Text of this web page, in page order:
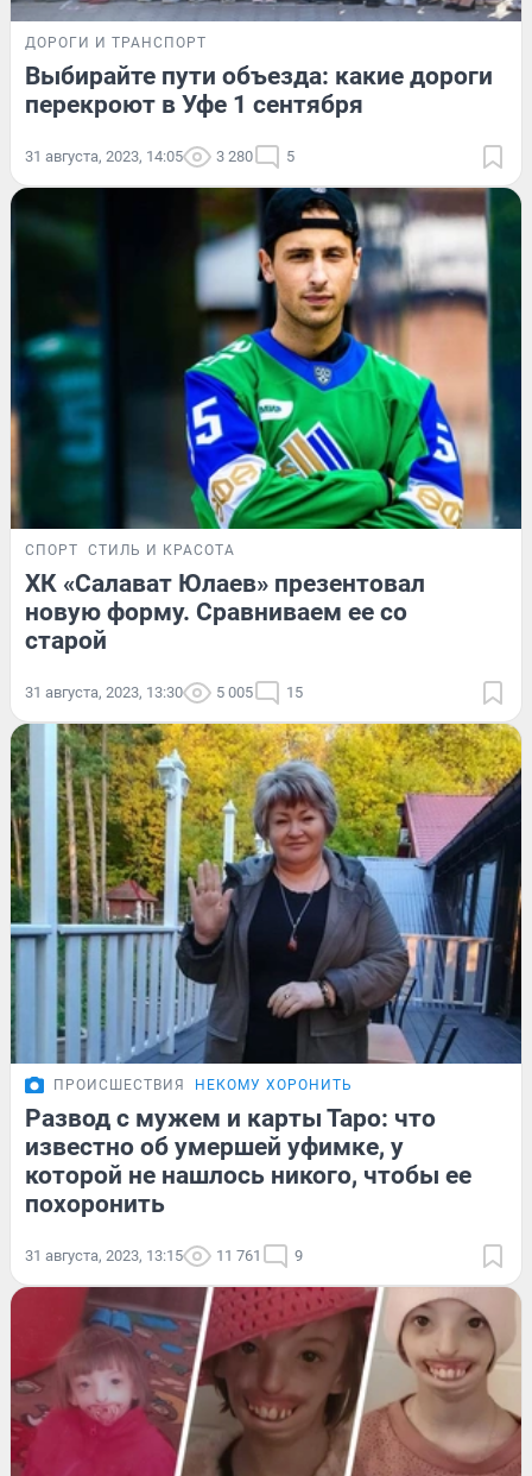
ДОРОГИ И ТРАНСПОРТ
Выбирайте пути объезда: какие дороги
перекроют в Уфе 1 сентября
31 августа, 2023, 14:05 3 280 5
СПОРТ СТИЛЬ И КРАСОТА
ХК «Салават Юлаев» презентовал
новую форму. Сравниваем ее со
старой
31 августа, 2023, 13:30 5 005 15
ПРОИСШЕСТВИЯ НЕКОМУ ХОРОНИТЬ
Развод с мужем и карты Таро: что
известно об умершей уфимке, у
которой не нашлось никого, чтобы ее
похоронить
31 августа, 2023, 13:15 11 761 9